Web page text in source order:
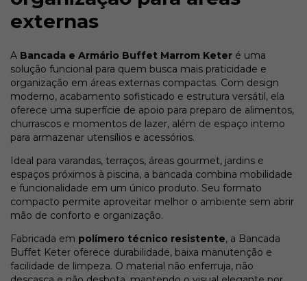
externas
A Bancada e Armário Buffet Marrom Keter é uma
solução funcional para quem busca mais praticidade e
organização em áreas externas compactas. Com design
moderno, acabamento sofisticado e estrutura versátil, ela
oferece uma superfície de apoio para preparo de alimentos,
churrascos e momentos de lazer, além de espaço interno
para armazenar utensílios e acessórios.
Ideal para varandas, terraços, áreas gourmet, jardins e
espaços próximos à piscina, a bancada combina mobilidade
e funcionalidade em um único produto. Seu formato
compacto permite aproveitar melhor o ambiente sem abrir
mão de conforto e organização.
Fabricada em polímero técnico resistente, a Bancada
Buffet Keter oferece durabilidade, baixa manutenção e
facilidade de limpeza. O material não enferruja, não